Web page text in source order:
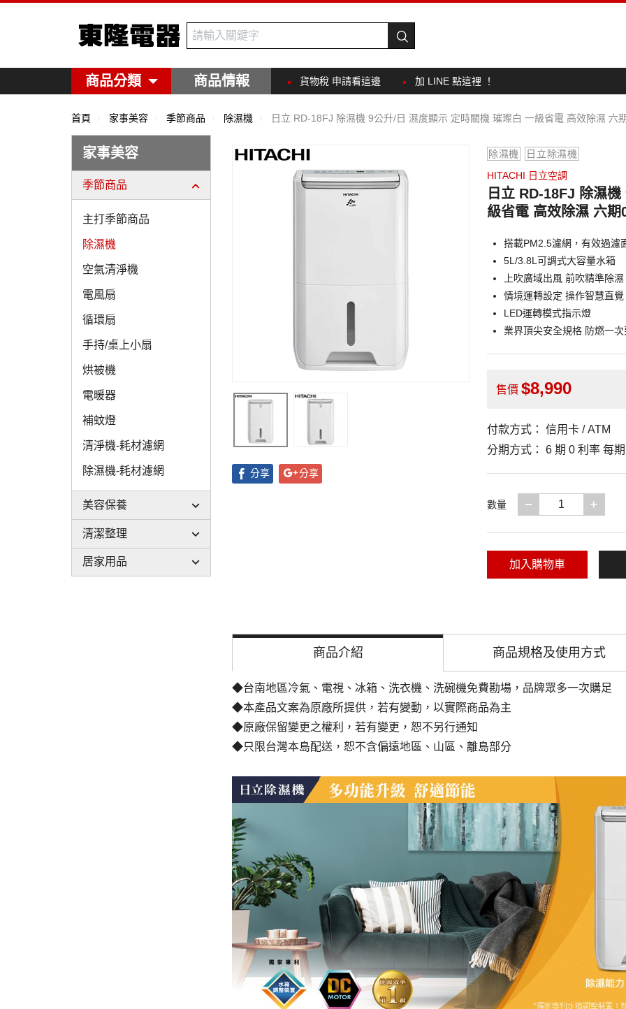
東隆電器
商品分類 商品情報 貨物稅 申請看這邊 加 LINE 點這裡 ！
首頁 家事美容 季節商品 除濕機 日立 RD-18FJ 除濕機 9公升/日 濕度顯示 定時關機 璀璨白 一級省電 高效除濕 六
家事美容
季節商品
主打季節商品
除濕機
空氣清淨機
電風扇
循環扇
手持/桌上小扇
烘被機
電暖器
補蚊燈
清淨機-耗材濾網
除濕機-耗材濾網
美容保養
清潔整理
居家用品
分享 分享
除濕機
日立除濕機
HITACHI 日立空調
日立 RD-18FJ 除濕
級省電 高效除濕 六期
搭載PM2.5濾網，有效過濾
5L/3.8L可調式大容量水箱
上吹廣域出風 前吹精準除濕
情境運轉設定 操作智慧直覺
LED運轉模式指示燈
業界頂尖安全規格 防燃一
售價 8,990
付款方式：
信用卡 / ATM
分期方式：
6 期 0 利率 每
數量 減少一項
加入購物車
商品介紹 商品規格及使用方式
◆台南地區冷氣、電視、冰箱、洗衣機、洗碗機免費勘場，品牌眾多一次購足
◆本產品文案為原廠所提供，若有變動，以實際商品為主
◆原廠保留變更之權利，若有變更，恕不另行通知
◆只限台灣本島配送，恕不含偏遠地區、山區、離島部分